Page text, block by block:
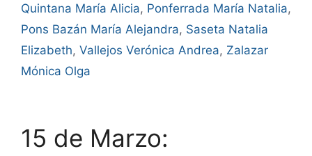
Quintana María Alicia, Ponferrada María Natalia,
Pons Bazán María Alejandra, Saseta Natalia
Elizabeth, Vallejos Verónica Andrea, Zalazar
Mónica Olga
15 de Marzo: